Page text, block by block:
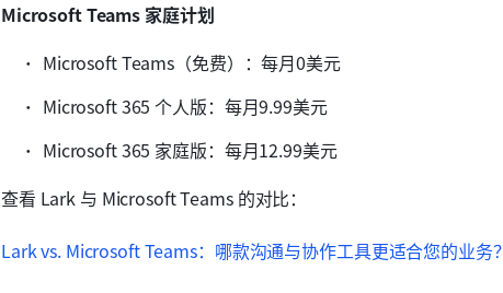
Microsoft Teams 家庭计划
Microsoft Teams（免费）：每月0美元
Microsoft 365 个人版：每月9.99美元
Microsoft 365 家庭版：每月12.99美元
查看 Lark 与 Microsoft Teams 的对比：
Lark vs. Microsoft Teams：哪款沟通与协作工具更适合您的业务？